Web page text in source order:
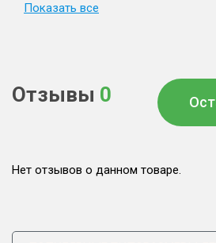
Показать все
Отзывы 0
Нет отзывов о данном товаре.